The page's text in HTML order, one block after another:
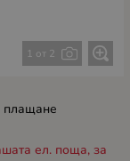
1 от 2
плащане
ел. поща, за